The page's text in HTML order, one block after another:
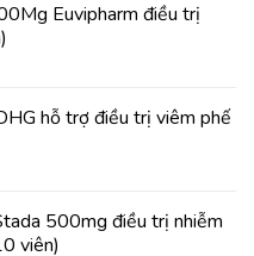
Euvipharm điều trị
hỗ trợ điều trị viêm phế
500mg điều trị nhiễm
viên)